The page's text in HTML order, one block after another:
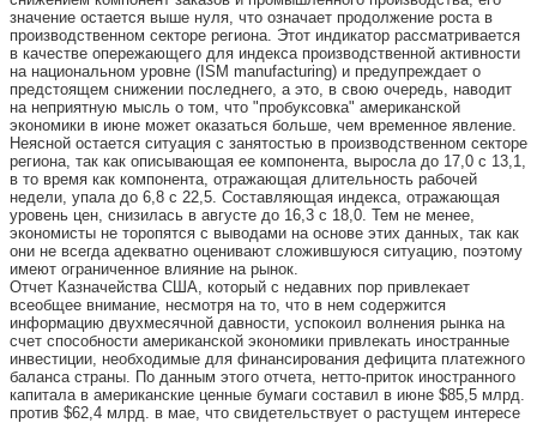
значение остается выше нуля, что означает продолжение роста в
производственном секторе региона. Этот индикатор рассматривается
в качестве опережающего для индекса производственной активности
на национальном уровне (ISM manufacturing) и предупреждает о
предстоящем снижении последнего, а это, в свою очередь, наводит
на неприятную мысль о том, что "пробуксовка" американской
экономики в июне может оказаться больше, чем временное явление.
Неясной остается ситуация с занятостью в производственном секторе
региона, так как описывающая ее компонента, выросла до 17,0 с 13,1,
в то время как компонента, отражающая длительность рабочей
недели, упала до 6,8 с 22,5. Составляющая индекса, отражающая
уровень цен, снизилась в августе до 16,3 с 18,0. Тем не менее,
экономисты не торопятся с выводами на основе этих данных, так как
они не всегда адекватно оценивают сложившуюся ситуацию, поэтому
имеют ограниченное влияние на рынок.
Отчет Казначейства США, который с недавних пор привлекает
всеобщее внимание, несмотря на то, что в нем содержится
информацию двухмесячной давности, успокоил волнения рынка на
счет способности американской экономики привлекать иностранные
инвестиции, необходимые для финансирования дефицита платежного
баланса страны. По данным этого отчета, нетто-приток иностранного
капитала в американские ценные бумаги составил в июне $85,5 млрд.
против $62,4 млрд. в мае, что свидетельствует о растущем интересе